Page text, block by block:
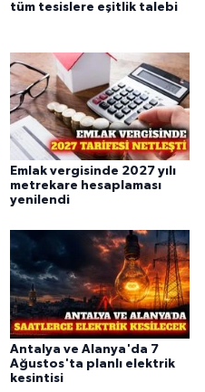
tüm tesislere eşitlik talebi
Emlak vergisinde 2027 yılı
metrekare hesaplaması
yenilendi
Antalya ve Alanya'da 7
Ağustos'ta planlı elektrik
kesintisi